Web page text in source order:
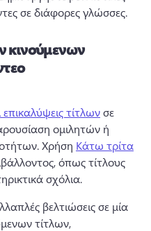
σε διάφορες γλώσσες.
κινούμενων
τίτλων σε
ομιλητών ή
Χρήση Κάτω τρίτα
όπως τίτλους
σχόλια.
βελτιώσεις σε μία
τίτλων,